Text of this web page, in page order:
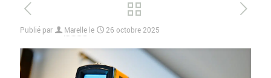
Publié par Marelle le 26 octobre 2025